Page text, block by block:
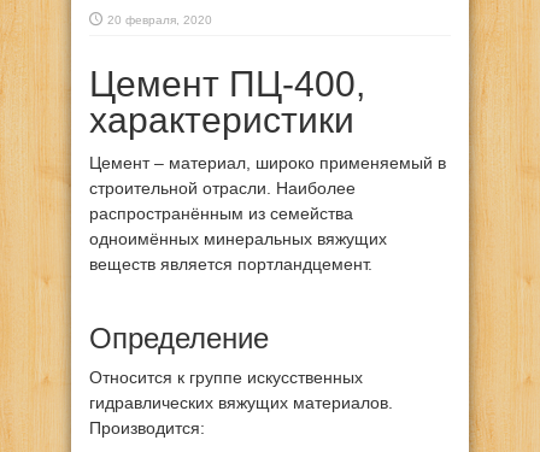
20 февраля, 2020
Цемент ПЦ-400,
характеристики
Цемент – материал, широко применяемый в
строительной отрасли. Наиболее
распространённым из семейства
одноимённых минеральных вяжущих
веществ является портландцемент.
Определение
Относится к группе искусственных
гидравлических вяжущих материалов.
Производится: